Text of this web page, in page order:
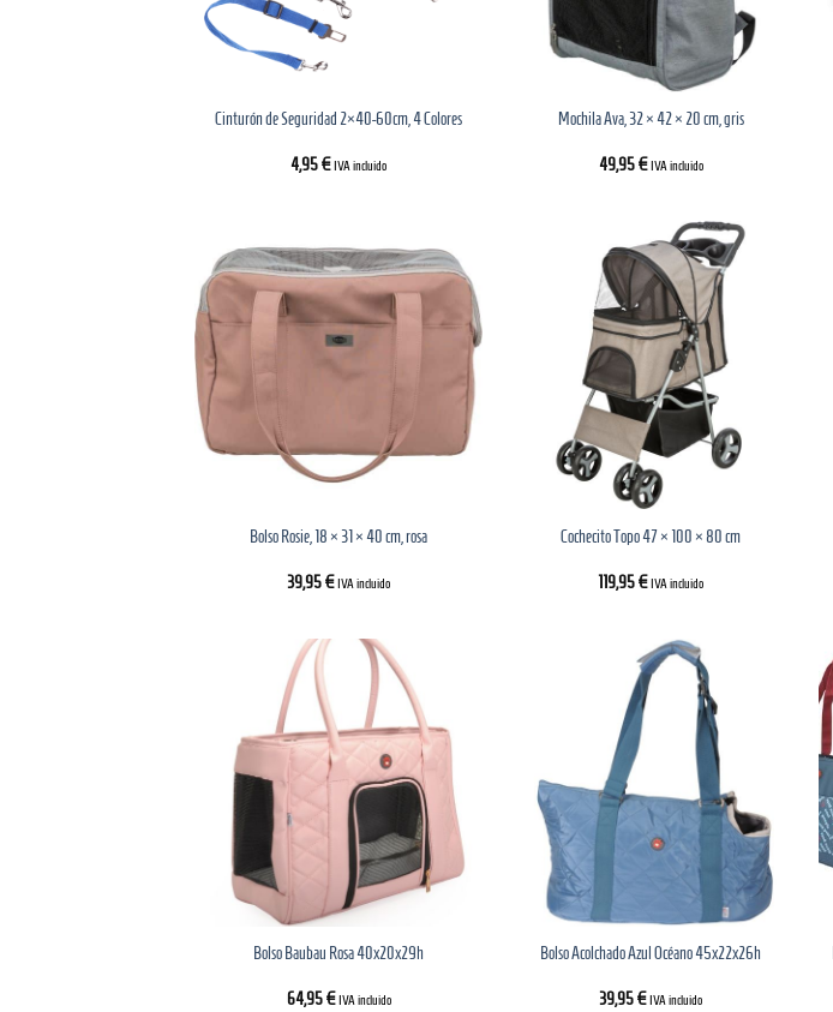
Cinturón de Seguridad 2×40-60cm, 4 Colores
4,95€ IVA incluido
Mochila Ava, 32 × 42 × 20 cm, gris
49,95€ IVA incluido
Bolso Rosie, 18 × 31 × 40 cm, rosa
39,95€IVA incluido
Cochecito Topo 47 × 100 × 80 cm
119,95€IVA incluido
Bolso Baubau Rosa 40x20x29h
64,95€ IVA incluido
Bolso Acolchado Azul Océano 45x22x26h
39,95€ IVA incluido